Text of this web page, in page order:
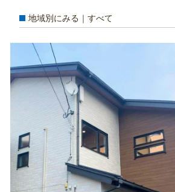
地域別にみる｜すべて